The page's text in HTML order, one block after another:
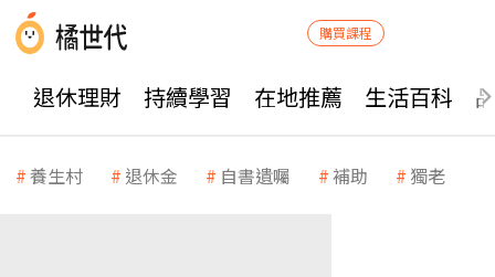
購買課程
退休理財 持續學習 在地推薦 生活百科
養生村 退休金 自書遺囑 補助 獨老